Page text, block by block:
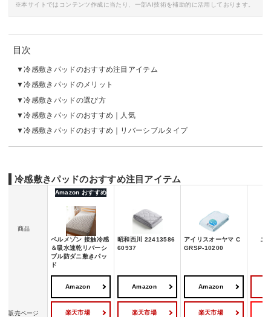
※本サイトではコンテンツ作成に当たり、一部AI技術を補助的に活用しております。
目次
冷感敷きパッドのおすすめ注目アイテム
冷感敷きパッドのメリット
冷感敷きパッドの選び方
冷感敷きパッドのおすすめ｜人気
冷感敷きパッドのおすすめ｜リバーシブルタイプ
冷感敷きパッドのおすすめ注目アイテム
商品
Amazon おすすめ
ベルメゾン 接触冷感
＆吸水速乾リバーシ
ブル防ダニ敷きパッ
ド
昭和西川 22413586
60937
アイリスオーヤマ C
GRSP-10200
ニ
販売ページ
Amazon
楽天市場
Amazon
楽天市場
Amazon
楽天市場